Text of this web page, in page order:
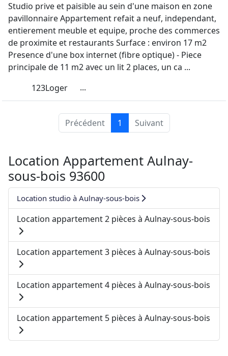
Studio prive et paisible au sein d'une maison en zone
pavillonnaire Appartement refait a neuf, independant,
entierement meuble et equipe, proche des commerces
de proximite et restaurants Surface : environ 17 m2
Presence d'une box internet (fibre optique) - Piece
principale de 11 m2 avec un lit 2 places, un ca ...
123Loger
...
Précédent 1 Suivant
Location Appartement Aulnay-
sous-bois 93600
Location studio à Aulnay-sous-bois
Location appartement 2 pièces à Aulnay-sous-bois
Location appartement 3 pièces à Aulnay-sous-bois
Location appartement 4 pièces à Aulnay-sous-bois
Location appartement 5 pièces à Aulnay-sous-bois